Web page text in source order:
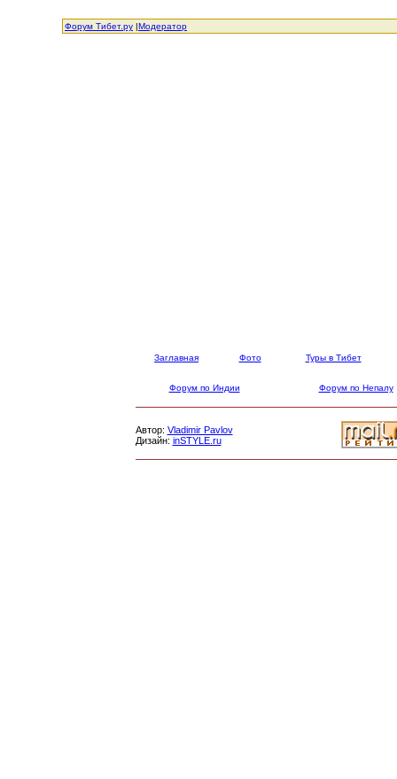
Форум Тибет.ру |Модератор
Заглавная Фото Туры в Тибет
Форум по Индии Форум по Непалу
Автор: Vladimir Pavlov
Дизайн: inSTYLE.ru